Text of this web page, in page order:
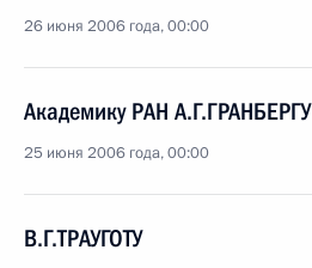
26 июня 2006 года, 00:00
Академику РАН А.Г.ГРАНБЕРГУ
25 июня 2006 года, 00:00
В.Г.ТРАУГОТУ